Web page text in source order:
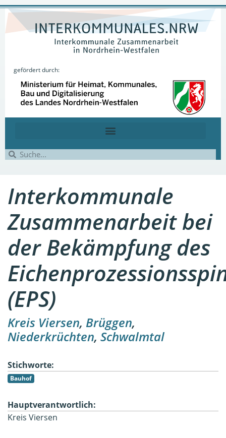
gefördert durch:
Interkommunale
Zusammenarbeit bei
der Bekämpfung des
(EPS)
Kreis Viersen, Brüggen,
Niederkrüchten, Schwalmtal
Stichworte:
Bauhof
Hauptverantwortlich:
Kreis Viersen